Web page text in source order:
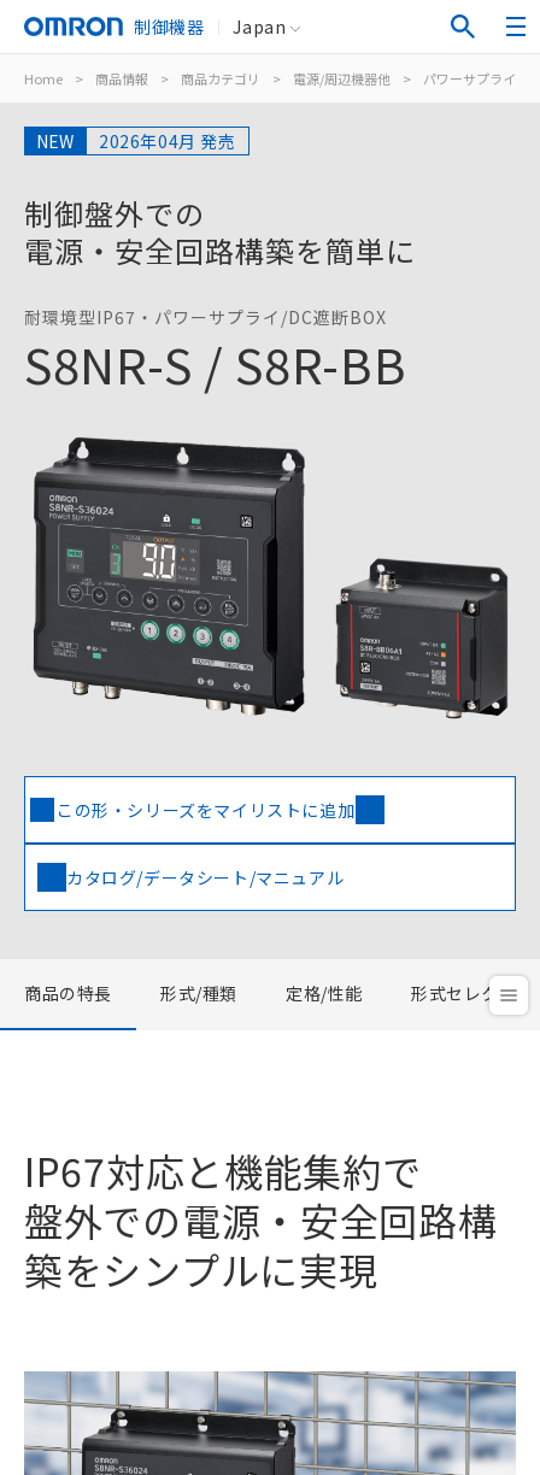
制御機器 Japan
Home > 商品情報 > 商品カテゴリ > 電源/周辺機器他 > パワーサプライ（
NEW 2026年04月 発売
制御盤外での
電源・安全回路構築を簡単に
耐環境型IP67・パワーサプライ/DC遮断BOX
S8NR-S / S8R-BB
この形・シリーズをマイリストに追加
カタログ/データシート/マニュアル
商品の特長 形式/種類 定格/性能 形式セレクタ
IP67対応と機能集約で
盤外での電源・安全回路構
築をシンプルに実現